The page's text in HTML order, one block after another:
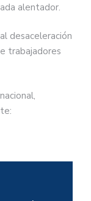
alentador.
desaceleración
trabajadores